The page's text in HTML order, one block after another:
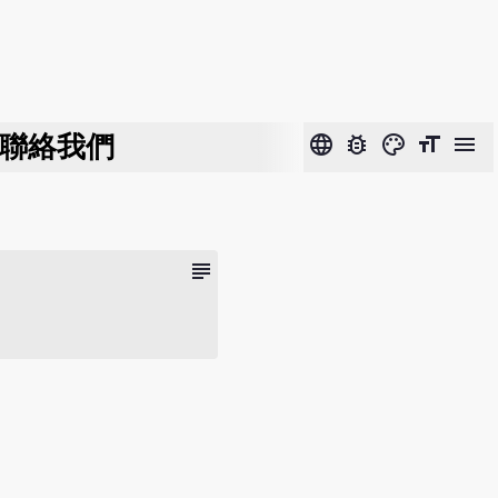
絡我們 language bug_report color_lens format_size menu
subject